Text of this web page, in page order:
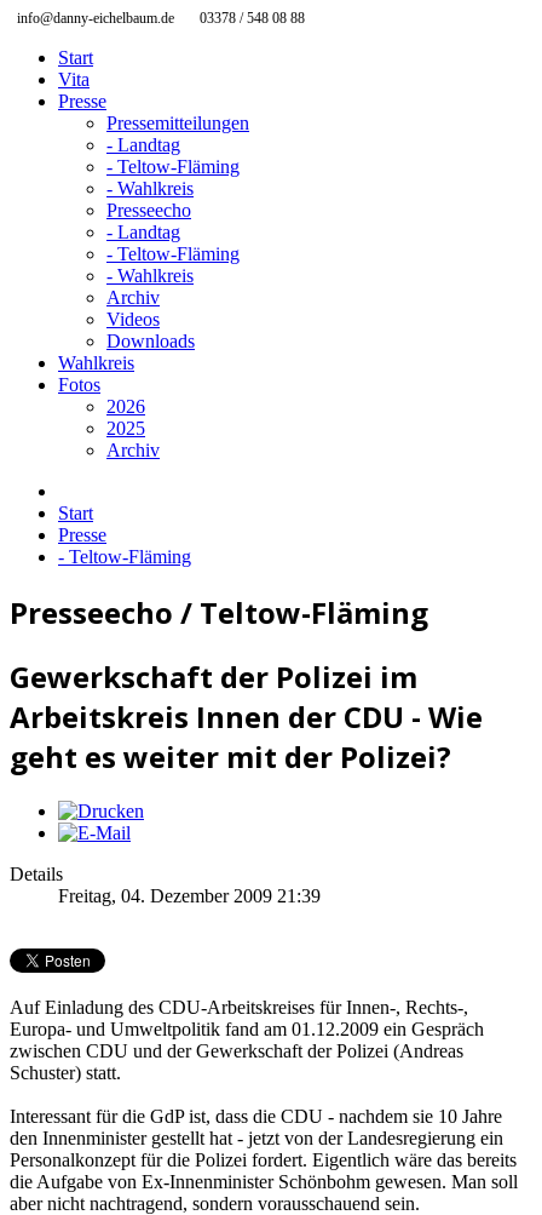
info@danny-eichelbaum.de 03378 / 548 08 88
Start
Vita
Presse
Pressemitteilungen
- Landtag
- Teltow-Fläming
- Wahlkreis
Presseecho
- Landtag
- Teltow-Fläming
- Wahlkreis
Archiv
Videos
Downloads
Wahlkreis
Fotos
2026
2025
Archiv
Start
Presse
- Teltow-Fläming
Presseecho / Teltow-Fläming
Gewerkschaft der Polizei im
Arbeitskreis Innen der CDU - Wie
geht es weiter mit der Polizei?
Details
Freitag, 04. Dezember 2009 21:39
Auf Einladung des CDU-Arbeitskreises für Innen-, Rechts-,
Europa- und Umweltpolitik fand am 01.12.2009 ein Gespräch
zwischen CDU und der Gewerkschaft der Polizei (Andreas
Schuster) statt.
Interessant für die GdP ist, dass die CDU - nachdem sie 10 Jahre
den Innenminister gestellt hat - jetzt von der Landesregierung ein
Personalkonzept für die Polizei fordert. Eigentlich wäre das bereits
die Aufgabe von Ex-Innenminister Schönbohm gewesen. Man soll
aber nicht nachtragend, sondern vorausschauend sein.